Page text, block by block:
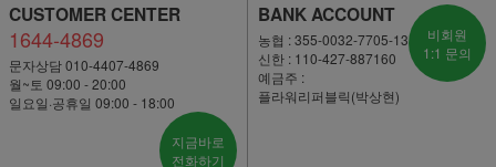
CUSTOMER CENTER
1644-4869
문자상담 010-4407-4869
월~토 09:00 - 20:00
일요일·공휴일 09:00 - 18:00
지금바로
전화하기
BANK ACCOUNT
농협 : 355-0032-7705-13
신한 : 110-427-887160
예금주 :
플라워리퍼블릭(박상현)
비회원
1:1 문의